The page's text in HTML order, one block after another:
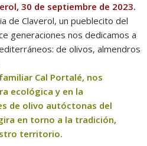
30 de septiembre de 2023.
de Claverol, un pueblecito del
generaciones nos dedicamos a
de olivos, almendros
Cal Portalé, nos
ecológica y en la
de olivo autóctonas del
en torno a la tradición,
territorio.